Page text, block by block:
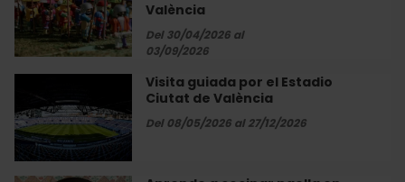
Centro
de
Arte
València
Del 30/04/2026 al
03/09/2026
2026
en
el
Museo
Militar
de
València
Visita guiada por el Estadio
Ciutat de València
Del 08/05/2026 al 27/12/2026
guiada
por
el
Estadio
Ciutat